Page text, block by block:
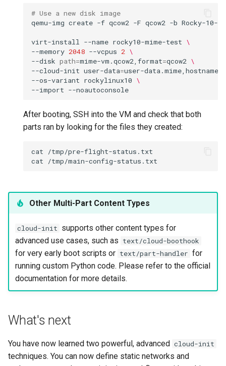
# Use a new disk image
qemu-img create -f qcow2 -F qcow2 -b Rocky-10-
virt-install --name rocky10-mime-test \
--memory 2048 --vcpus 2 \
--disk path=mime-vm.qcow2,format=qcow2 \
--cloud-init user-data=user-data.mime,hostname
--os-variant rockylinux10 \
--import
After booting, SSH into the VM and check that both
parts ran by looking for the files they created:
cat
/tmp/pre-flight-status.txt
cat
Other Multi-Part Content Types
cloud-init supports other content types for
advanced use cases, such as text/cloud-boothook
for very early boot scripts or text/part-handler for
running custom Python code. Please refer to the official
documentation for more details.
What's next
You have now learned two powerful, advanced cloud-init
techniques. You can now define static networks and